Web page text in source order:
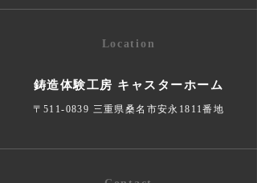
Location
鋳造体験工房 キャスターホーム
〒511-0839 三重県桑名市安永1811番地